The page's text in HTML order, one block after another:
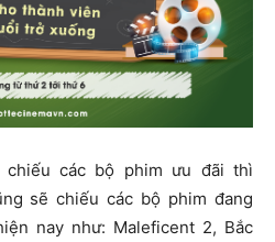
chiếu các bộ phim ưu đãi thì
sẽ chiếu các bộ phim đang
nay như: Maleficent 2, Bắc